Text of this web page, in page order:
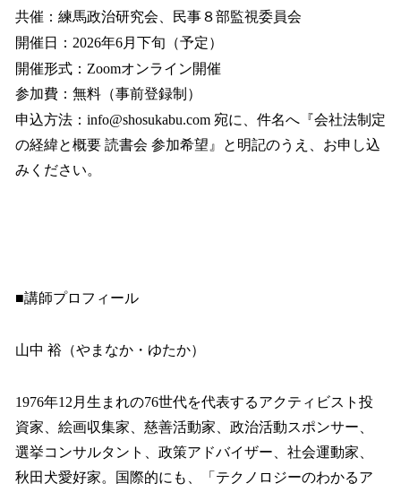
共催：練馬政治研究会、民事８部監視委員会
開催日：2026年6月下旬（予定）
開催形式：Zoomオンライン開催
参加費：無料（事前登録制）
申込方法：info@shosukabu.com 宛に、件名へ『会社法制定
の経緯と概要 読書会 参加希望』と明記のうえ、お申し込
みください。
■講師プロフィール
山中 裕（やまなか・ゆたか）
1976年12月生まれの76世代を代表するアクティビスト投
資家、絵画収集家、慈善活動家、政治活動スポンサー、
選挙コンサルタント、政策アドバイザー、社会運動家、
秋田犬愛好家。国際的にも、「テクノロジーのわかるア